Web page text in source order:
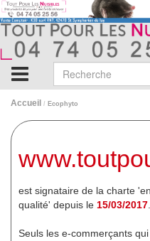
Accueil / Ecophyto
est signataire de la charte
qualité' depuis le 15/03/2017
Seuls les e-commerçants